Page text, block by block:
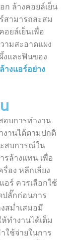
ก ล้างคอยล์เย็น
สามารถสะสม
ยล์เย็นเพื่อ
ามสะอาดแผง
งและฟินของ
างแอร์อย่าง
อบการทำงาน
งานได้ตามปกติ
สบการณ์ใน
รล้างแทน เพื่อ
อง หลีกเลี่ยง
ร์ ควรเลือกใช้
ปลั๊กก่อนการ
สม่ำเสมอมี
ทำงานได้เต็ม
ใช้จ่ายในการ